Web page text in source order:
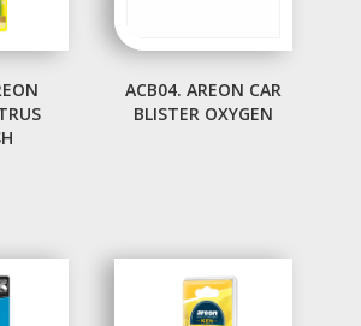
ACB04. AREON CAR
BLISTER OXYGEN